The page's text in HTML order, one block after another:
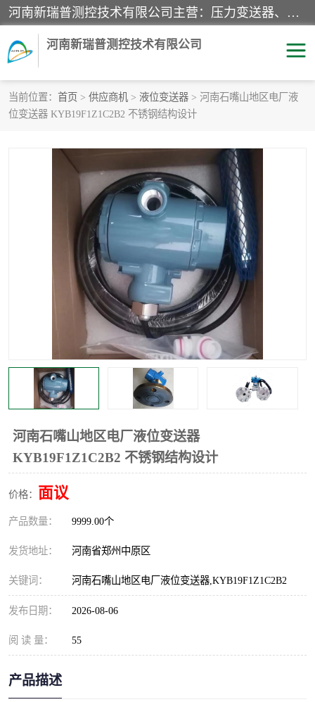
河南新瑞普测控技术有限公司主营：压力变送器、液位变送器、差压变送器、雷达料位计、电容物位计、温度显示控制仪表、电量变送器、流量计、工业自动化系统成套设备。
河南新瑞普测控技术有限公司
当前位置： 首页 > 供应商机 > 液位变送器 > 河南石嘴山地区电厂液
位变送器 KYB19F1Z1C2B2 不锈钢结构设计
河南石嘴山地区电厂液位变送器
KYB19F1Z1C2B2 不锈钢结构设计
价格： 面议
产品数量： 9999.00个
发货地址： 河南省郑州中原区
关键词： 河南石嘴山地区电厂液位变送器,KYB19F1Z1C2B2
发布日期： 2026-08-06
阅 读 量： 55
产品描述
霍尼韦尔压力变送器 CS系列变送器
1151/3351产品分类 精巧型压力变送器
雷达料位计
标准型工业压力变送器 罐旁显示仪
差压变送器 温度传感器变送器
压力变送器 电容物位计
温度显示控制仪表 电量变送器
流量计 工业自动化系统成套设备